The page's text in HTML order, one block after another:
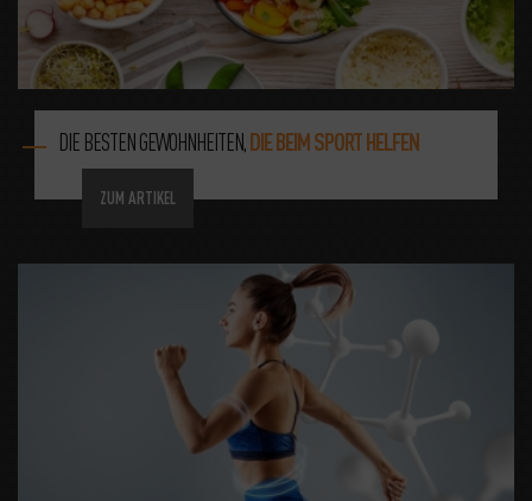
DIE BESTEN GEWOHNHEITEN,DIE BEIM SPORT HELFEN
ZUM ARTIKEL